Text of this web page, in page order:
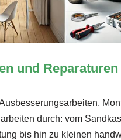
und Reparaturen
durch: vom
bis hin zu kleinen